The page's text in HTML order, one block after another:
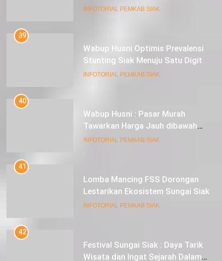
Pesat
INFOTORIAL PEMKAB SIAK
39
Wabup Husni Optimis Prevalensi
Stunting Siak Menuju Satu Digit
INFOTORIAL PEMKAB SIAK
40
Wabup Husni : Pasar Murah
Tawarkan Harga Jauh dibawah
Pasar Tradisional
INFOTORIAL PEMKAB SIAK
41
Lomba Mancing FSS Dorongan
Lestarikan Ekosistem Sungai Siak
INFOTORIAL PEMKAB SIAK
42
Festival Sungai Siak : Daya Tarik
Wisata dan Ingat Sejarah Dalam